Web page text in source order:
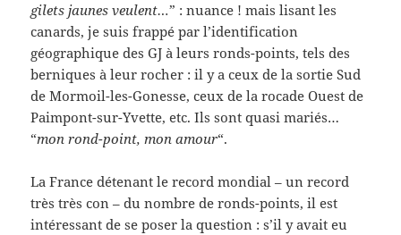
gilets jaunes veulent…” : nuance ! mais lisant les
canards, je suis frappé par l’identification
géographique des GJ à leurs ronds-points, tels des
berniques à leur rocher : il y a ceux de la sortie Sud
de Mormoil-les-Gonesse, ceux de la rocade Ouest de
Paimpont-sur-Yvette, etc. Ils sont quasi mariés…
“mon rond-point, mon amour“.
La France détenant le record mondial – un record
très très con – du nombre de ronds-points, il est
intéressant de se poser la question : s’il y avait eu